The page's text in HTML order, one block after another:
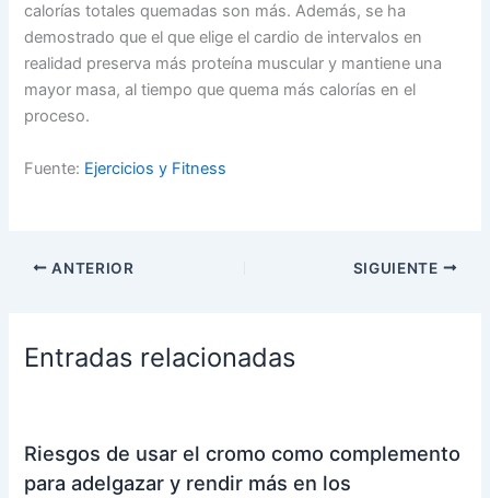
calorías totales quemadas son más. Además, se ha
demostrado que el que elige el cardio de intervalos en
realidad preserva más proteína muscular y mantiene una
mayor masa, al tiempo que quema más calorías en el
proceso.
Fuente: Ejercicios y Fitness
ANTERIOR SIGUIENTE
Entradas relacionadas
Riesgos de usar el cromo como complemento
para adelgazar y rendir más en los